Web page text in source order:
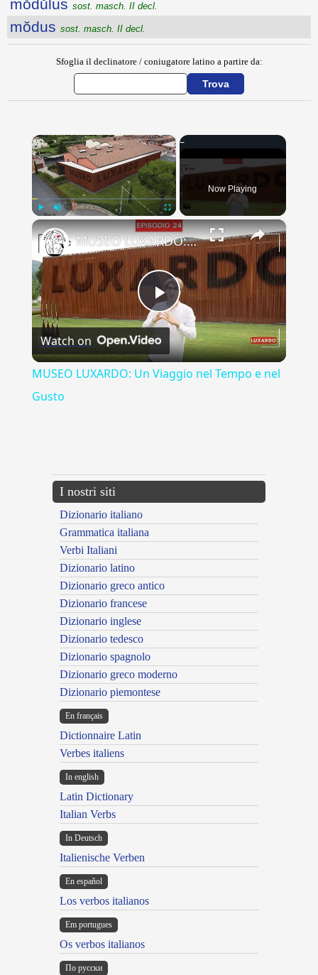
mŏdŭlus sost. masch. II decl.
mŏdus sost. masch. II decl.
Sfoglia il declinatore / coniugatore latino a partire da:
×
Fullscreen
Now Playing
×
Play
Video
MUSEO LUXARDO: Un Viaggio nel Tempo e nel Gusto
Watch on
MUSEO LUXARDO: Un Viaggio nel Tempo e nel
Gusto
I nostri siti
Dizionario italiano
Grammatica italiana
Verbi Italiani
Dizionario latino
Dizionario greco antico
Dizionario francese
Dizionario inglese
Dizionario tedesco
Dizionario spagnolo
Dizionario greco moderno
Dizionario piemontese
En français
Dictionnaire Latin
Verbes italiens
In english
Latin Dictionary
Italian Verbs
In Deutsch
Italienische Verben
En español
Los verbos italianos
Em portugues
Os verbos italianos
По русски